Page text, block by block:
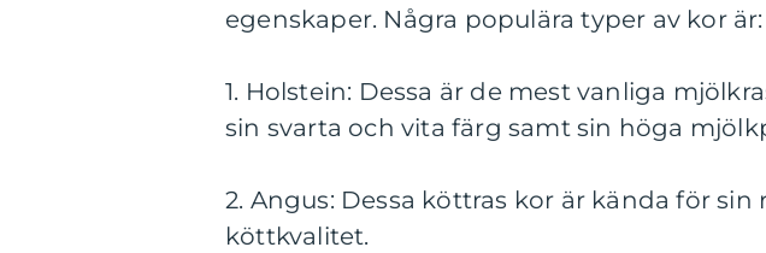
egenskaper. Några populära typer av kor är:
1. Holstein: Dessa är de mest vanliga
sin svarta och vita färg samt sin höga
2. Angus: Dessa köttras kor är kända för
köttkvalitet.